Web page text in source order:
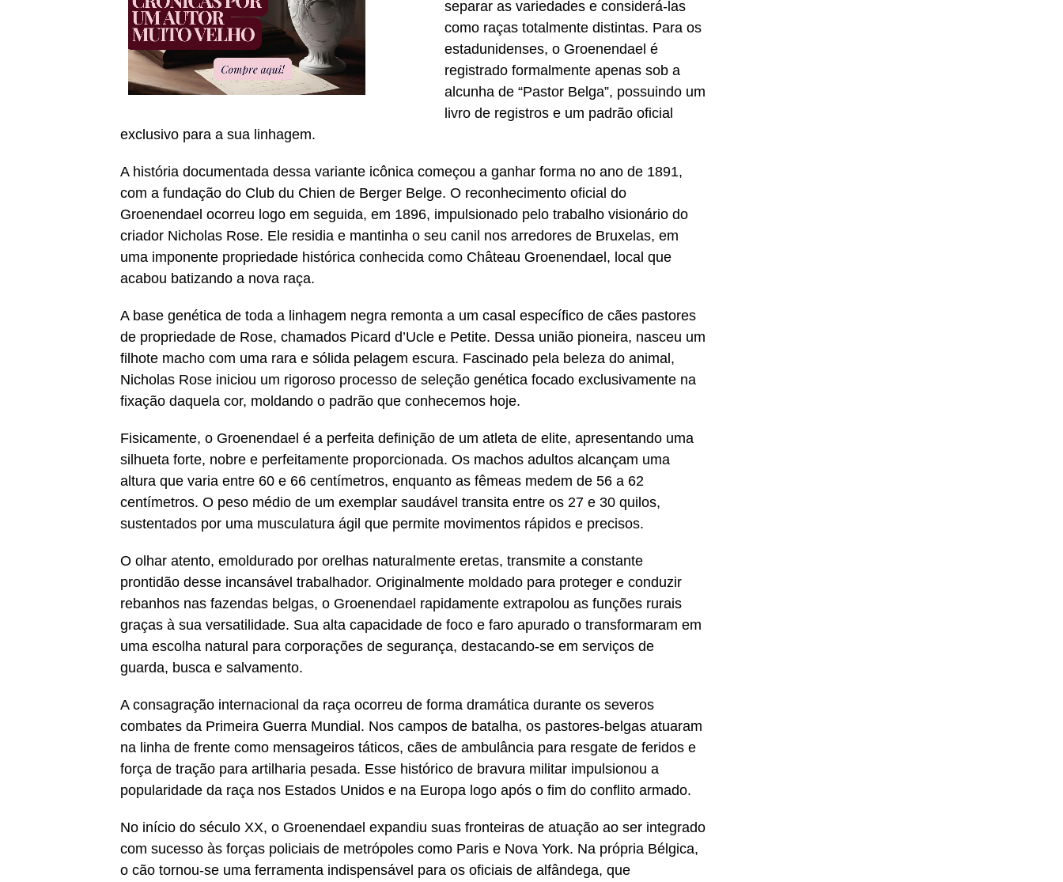
separar as variedades e considerá-las
como raças totalmente distintas. Para os
estadunidenses, o Groenendael é
registrado formalmente apenas sob a
alcunha de “Pastor Belga”, possuindo um
livro de registros e um padrão oficial
exclusivo para a sua linhagem.
A história documentada dessa variante icônica começou a ganhar forma no ano de 1891,
com a fundação do Club du Chien de Berger Belge. O reconhecimento oficial do
Groenendael ocorreu logo em seguida, em 1896, impulsionado pelo trabalho visionário do
criador Nicholas Rose. Ele residia e mantinha o seu canil nos arredores de Bruxelas, em
uma imponente propriedade histórica conhecida como Château Groenendael, local que
acabou batizando a nova raça.
A base genética de toda a linhagem negra remonta a um casal específico de cães pastores
de propriedade de Rose, chamados Picard d’Ucle e Petite. Dessa união pioneira, nasceu um
filhote macho com uma rara e sólida pelagem escura. Fascinado pela beleza do animal,
Nicholas Rose iniciou um rigoroso processo de seleção genética focado exclusivamente na
fixação daquela cor, moldando o padrão que conhecemos hoje.
Fisicamente, o Groenendael é a perfeita definição de um atleta de elite, apresentando uma
silhueta forte, nobre e perfeitamente proporcionada. Os machos adultos alcançam uma
altura que varia entre 60 e 66 centímetros, enquanto as fêmeas medem de 56 a 62
centímetros. O peso médio de um exemplar saudável transita entre os 27 e 30 quilos,
sustentados por uma musculatura ágil que permite movimentos rápidos e precisos.
O olhar atento, emoldurado por orelhas naturalmente eretas, transmite a constante
prontidão desse incansável trabalhador. Originalmente moldado para proteger e conduzir
rebanhos nas fazendas belgas, o Groenendael rapidamente extrapolou as funções rurais
graças à sua versatilidade. Sua alta capacidade de foco e faro apurado o transformaram em
uma escolha natural para corporações de segurança, destacando-se em serviços de
guarda, busca e salvamento.
A consagração internacional da raça ocorreu de forma dramática durante os severos
combates da Primeira Guerra Mundial. Nos campos de batalha, os pastores-belgas atuaram
na linha de frente como mensageiros táticos, cães de ambulância para resgate de feridos e
força de tração para artilharia pesada. Esse histórico de bravura militar impulsionou a
popularidade da raça nos Estados Unidos e na Europa logo após o fim do conflito armado.
No início do século XX, o Groenendael expandiu suas fronteiras de atuação ao ser integrado
com sucesso às forças policiais de metrópoles como Paris e Nova York. Na própria Bélgica,
o cão tornou-se uma ferramenta indispensável para os oficiais de alfândega, que